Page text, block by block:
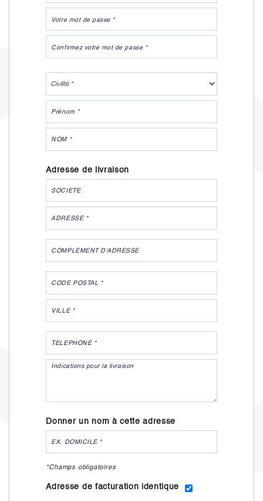
Adresse de livraison
Donner un nom à cette adresse
*Champs obligatoires
Adresse de facturation identique